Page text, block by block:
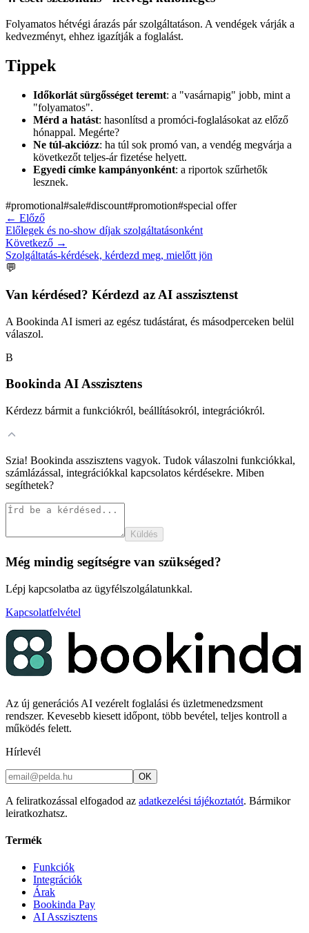
Folyamatos hétvégi árazás pár szolgáltatáson. A vendégek várják a
kedvezményt, ehhez igazítják a foglalást.
Tippek
Időkorlát sürgősséget teremt: a "vasárnapig" jobb, mint a
"folyamatos".
Mérd a hatást: hasonlítsd a promóci-foglalásokat az előző
hónappal. Megérte?
Ne túl-akciózz: ha túl sok promó van, a vendég megvárja a
következőt teljes-ár fizetése helyett.
Egyedi címke kampányonként: a riportok szűrhetők
lesznek.
#promotional#sale#discount#promotion#special offer
← Előző
Előlegek és no-show díjak szolgáltatásonként
Következő →
Szolgáltatás-kérdések, kérdezd meg, mielőtt jön
💬
Van kérdésed? Kérdezd az AI asszisztenst
A Bookinda AI ismeri az egész tudástárat, és másodperceken belül
válaszol.
B
Bookinda AI Asszisztens
Kérdezz bármit a funkciókról, beállításokról, integrációkról.
Szia! Bookinda asszisztens vagyok. Tudok válaszolni funkciókkal,
számlázással, integrációkkal kapcsolatos kérdésekre. Miben
segíthetek?
Küldés
Még mindig segítségre van szükséged?
Lépj kapcsolatba az ügyfélszolgálatunkkal.
Kapcsolatfelvétel
Az új generációs AI vezérelt foglalási és üzletmenedzsment
rendszer. Kevesebb kiesett időpont, több bevétel, teljes kontroll a
működés felett.
Hírlevél
OK
A feliratkozással elfogadod az adatkezelési tájékoztatót. Bármikor
leiratkozhatsz.
Termék
Funkciók
Integrációk
Árak
Bookinda Pay
AI Asszisztens